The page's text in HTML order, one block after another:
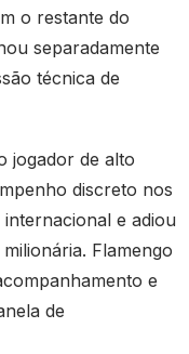
o restante do
separadamente
técnica de
jogador de alto
discreto nos
e adiou
Flamengo
e
de